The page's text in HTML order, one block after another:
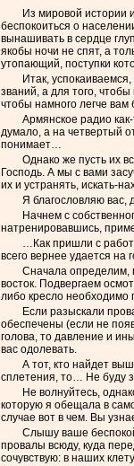
Из мировой истории
беспокоиться о
вынашивать в сердце
якобы ночи не спят, а
утопающий, поступки
Итак,
званий, а для того,
чтобы намного легче вам
Армянское радио
думало, а на четвертый
понимает…
Однако же пусть их
Господь. А мы с вами
их и устранять, искать-
Я благословляю вас,
Начнем с
натренировавшись,
…Как пришли с
всего вернее удается на
Сначала определим,
восток. Подвергаем
либо кресло необходимо
Если разыскали
обеспечены (если не
голова, то давление и
вас одолевать.
А тот, кто найдет
сплетения, то… Не буду
Не волнуйтесь,
которую я обещала в
случае вот в чем. Вы
Слышу ваше
провалы всюду, куда
сочувствую: в наших